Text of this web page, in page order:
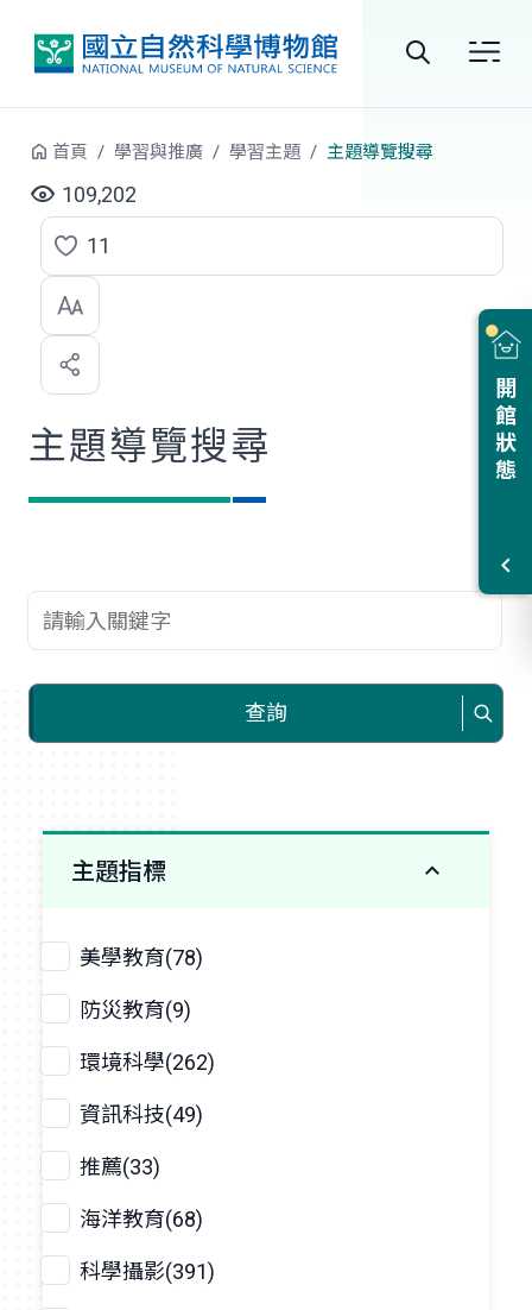
站
尋
開館狀態
首頁 學習與推廣 學習主題 主題導覽搜尋
109,202
點
選
喜
歡
11
主題導覽搜尋
查詢關鍵字
查詢
主題指標
美學教育(78)
防災教育(9)
環境科學(262)
資訊科技(49)
推薦(33)
海洋教育(68)
科學攝影(391)